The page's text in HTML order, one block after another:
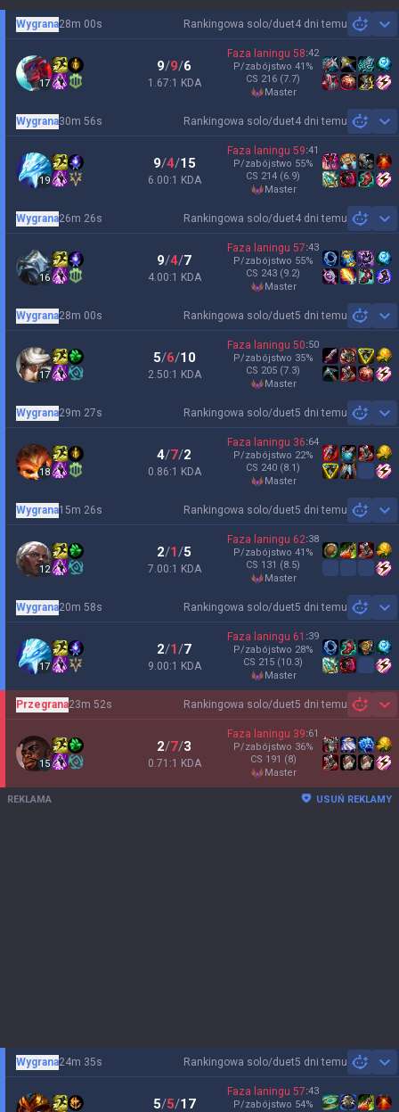
Rankingowa solo/duet4 dni temu
Wygrana28m 00s
17
9/9/6
1.67:1 KDA
Faza laningu 58:42
P/zabójstwo 41 %
CS 216 (7.7)
master
Rankingowa solo/duet4 dni temu
Wygrana30m 56s
19
9/4/15
6.00:1 KDA
Faza laningu 59:41
P/zabójstwo 55%
CS 214 (6.9)
master
Rankingowa solo/duet4 dni temu
Wygrana26m 26s
16
9/4/7
4.00:1 KDA
Faza laningu 57:43
P/zabójstwo 55%
CS 243 (9.2)
master
Rankingowa solo/duet5 dni temu
Wygrana28m 00s
17
5/6/10
2.50:1 KDA
Faza laningu 50:50
P/zabójstwo 35%
CS 205 (7.3)
master
Rankingowa solo/duet5 dni temu
Wygrana29m 27s
18
4/7/2
0.86:1 KDA
Faza laningu 36:64
P/zabójstwo 22%
CS 240 (8.1)
master
Rankingowa solo/duet5 dni temu
Wygrana15m 26s
12
2/1/5
7.00:1 KDA
Faza laningu 62:38
P/zabójstwo 41 %
CS 131 (8.5)
master
Rankingowa solo/duet5 dni temu
Wygrana20m 58s
17
2/1/7
9.00:1 KDA
Faza laningu 61 :39
P/zabójstwo 28%
CS 215 (10.3)
master
Rankingowa solo/duet5 dni temu
Przegrana23m 52s
15
2/7/3
0.71:1 KDA
Faza laningu 39:61
P/zabójstwo 36%
CS 191 (8)
master
REKLAMA USUŃ REKLAMY
Rankingowa solo/duet5 dni temu
Wygrana24m 35s
5/5/17
Faza laningu 57:43
P/zabójstwo 54%